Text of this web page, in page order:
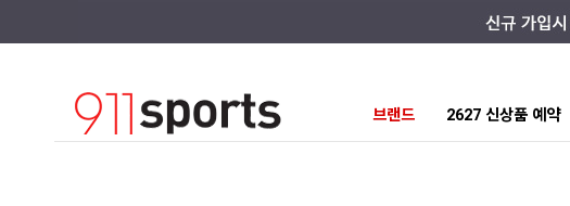
브랜드 2627 신상품 예약